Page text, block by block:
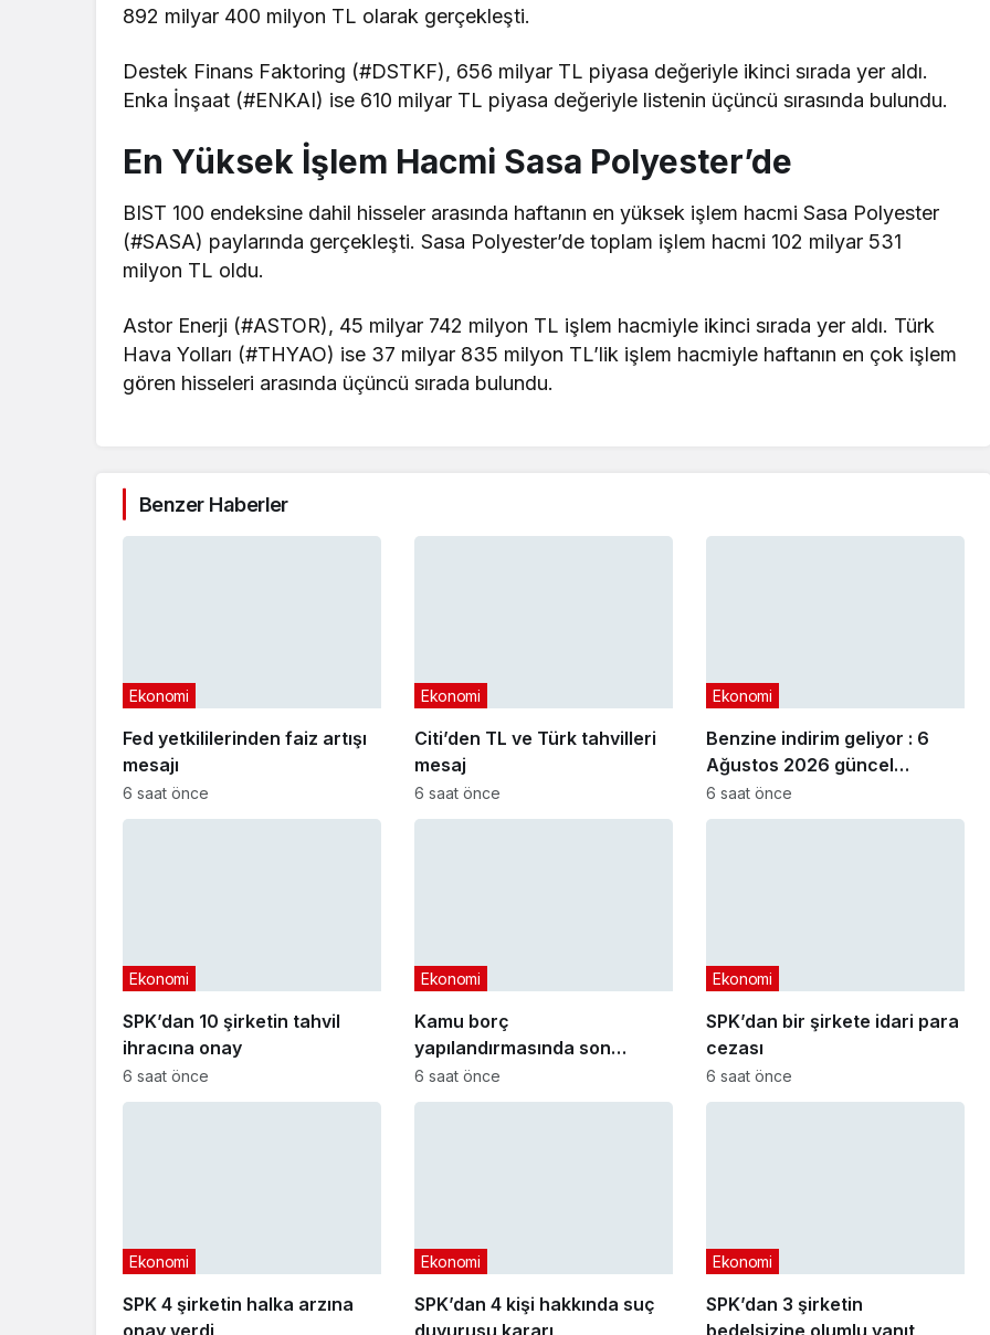
892 milyar 400 milyon TL olarak gerçekleşti.
Destek Finans Faktoring (#DSTKF), 656 milyar TL piyasa değeriyle ikinci sırada yer aldı.
Enka İnşaat (#ENKAI) ise 610 milyar TL piyasa değeriyle listenin üçüncü sırasında bulundu.
En Yüksek İşlem Hacmi Sasa Polyester’de
BIST 100 endeksine dahil hisseler arasında haftanın en yüksek işlem hacmi Sasa Polyester
(#SASA) paylarında gerçekleşti. Sasa Polyester’de toplam işlem hacmi 102 milyar 531
milyon TL oldu.
Astor Enerji (#ASTOR), 45 milyar 742 milyon TL işlem hacmiyle ikinci sırada yer aldı. Türk
Hava Yolları (#THYAO) ise 37 milyar 835 milyon TL’lik işlem hacmiyle haftanın en çok işlem
gören hisseleri arasında üçüncü sırada bulundu.
Benzer Haberler
Fed yetkililerinden faiz artışı
mesajı
Ekonomi
6 saat önce
Citi’den TL ve Türk tahvilleri
mesaj
Ekonomi
6 saat önce
Benzine indirim geliyor : 6
Ağustos 2026 güncel
akaryakıt fiyatları
Ekonomi
6 saat önce
SPK’dan 10 şirketin tahvil
ihracına onay
Ekonomi
6 saat önce
Kamu borç
yapılandırmasında son
başvuru tarihi yaklaşıyor
Ekonomi
6 saat önce
SPK’dan bir şirkete idari para
cezası
Ekonomi
6 saat önce
SPK 4 şirketin halka arzına
onay verdi
Ekonomi
SPK’dan 4 kişi hakkında suç
duyurusu kararı
Ekonomi
SPK’dan 3 şirketin
bedelsizine olumlu yanıt
Ekonomi